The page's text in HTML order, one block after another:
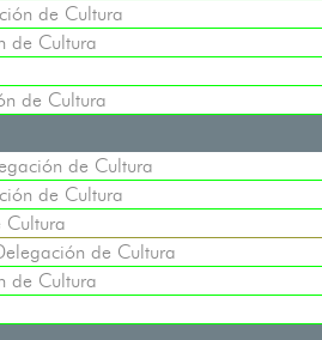
de Cultura
de Cultura
de Cultura
de Cultura
de Cultura
Cultura
de Cultura
de Cultura